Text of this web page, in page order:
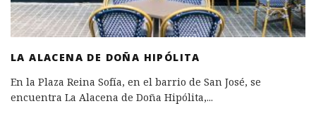
LA ALACENA DE DOÑA HIPÓLITA
En la Plaza Reina Sofía, en el barrio de San José, se
encuentra La Alacena de Doña Hipólita,...